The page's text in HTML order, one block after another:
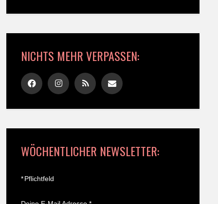
NICHTS MEHR VERPASSEN:
WÖCHENTLICHER NEWSLETTER:
*Pflichtfeld